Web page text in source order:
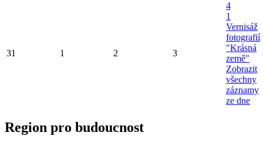
31 1 2 3
4
1
Vernisáž
fotografií
"Krásná
země"
Zobrazit
všechny
záznamy
ze dne
Region pro budoucnost